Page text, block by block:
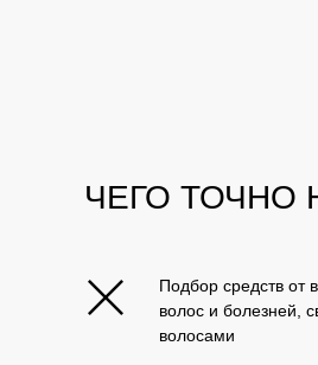
ЧЕГО ТОЧНО
Подбор средств от
волос и болезней,
волосами